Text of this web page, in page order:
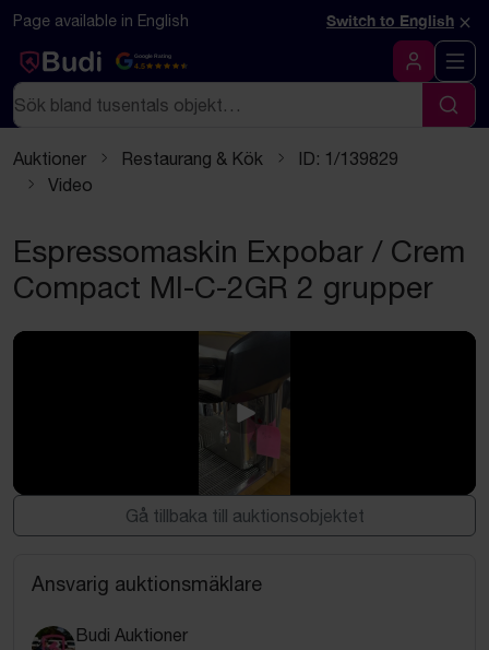
Hoppa till innehåll
Page available in English Switch to English ×
Google Rating
4.5
Logga in
Sök
Sök
Auktioner Restaurang & Kök
ID: 1/139829
Video
Espressomaskin Expobar / Crem
Compact MI-C-2GR 2 grupper
Espressomaskin Expobar / Crem Compact MI-C-2GR 2
Gå tillbaka till auktionsobjektet
Ansvarig auktionsmäklare
Budi Auktioner